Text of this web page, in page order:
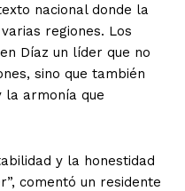
nacional donde la
regiones. Los
Díaz un líder que no
sino que también
armonía que
y la honestidad
comentó un residente